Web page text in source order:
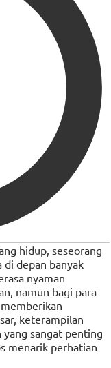
hidup, seseorang
di depan banyak
nyaman
namun bagi para
keterampilan
sangat penting
menarik perhatian